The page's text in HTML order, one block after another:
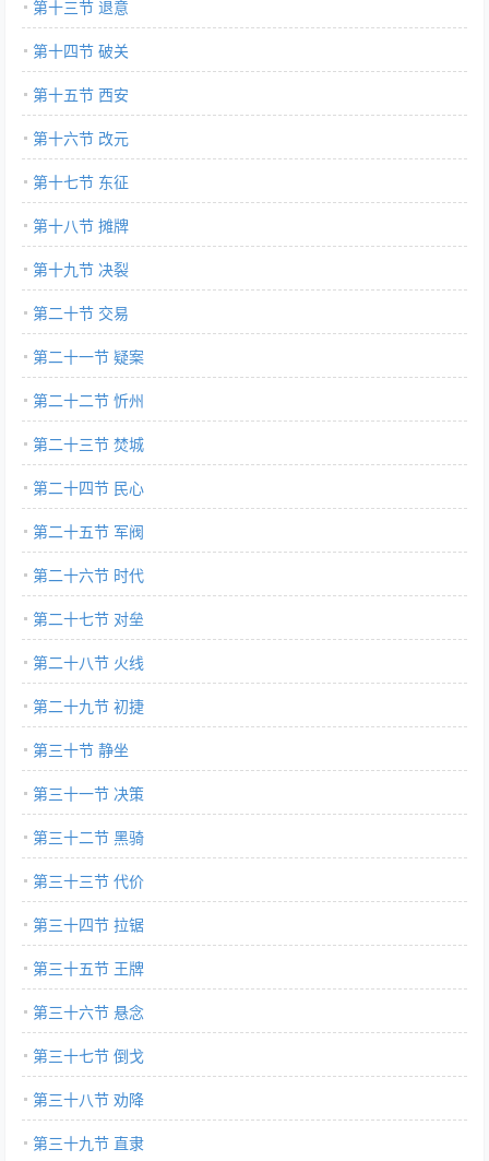
第十三节 退意
第十四节 破关
第十五节 西安
第十六节 改元
第十七节 东征
第十八节 摊牌
第十九节 决裂
第二十节 交易
第二十一节 疑案
第二十二节 忻州
第二十三节 焚城
第二十四节 民心
第二十五节 军阀
第二十六节 时代
第二十七节 对垒
第二十八节 火线
第二十九节 初捷
第三十节 静坐
第三十一节 决策
第三十二节 黑骑
第三十三节 代价
第三十四节 拉锯
第三十五节 王牌
第三十六节 悬念
第三十七节 倒戈
第三十八节 劝降
第三十九节 直隶